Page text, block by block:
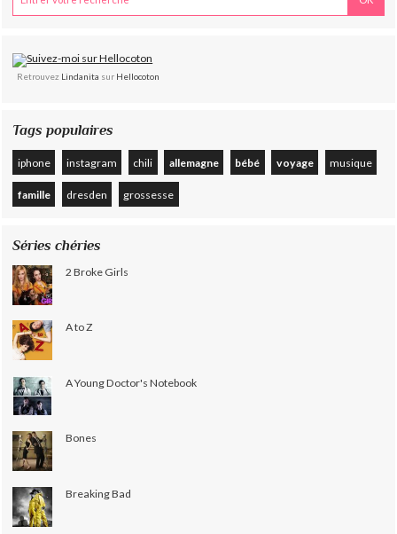
Retrouvez Lindanita sur Hellocoton
Tags populaires
iphone instagram chili allemagne bébé voyage musique
famille dresden grossesse
Séries chéries
2 Broke Girls
A to Z
A Young Doctor's Notebook
Bones
Breaking Bad